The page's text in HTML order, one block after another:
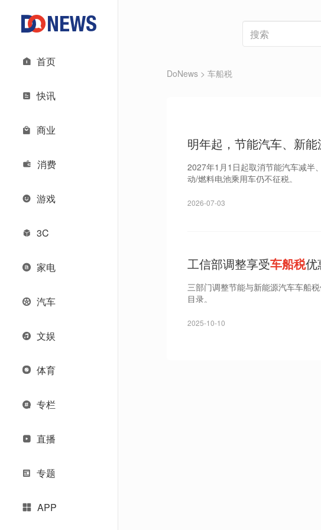
首页
快讯
商业
消费
游戏
3C
家电
汽车
文娱
体育
专栏
直播
专题
APP
DoNews > 车船税
明年起，节能汽车、新
2027年1月1日起取消节能汽车减半
动/燃料电池乘用车仍不征税。
2026-07-03
工信部调整享受车船税优
三部门调整节能与新能源汽车车船
目录。
2025-10-10